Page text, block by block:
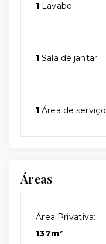
1 Lavabo
1 Sala de jantar
1 Área de serviço
Áreas
Área Privativa:
137m²